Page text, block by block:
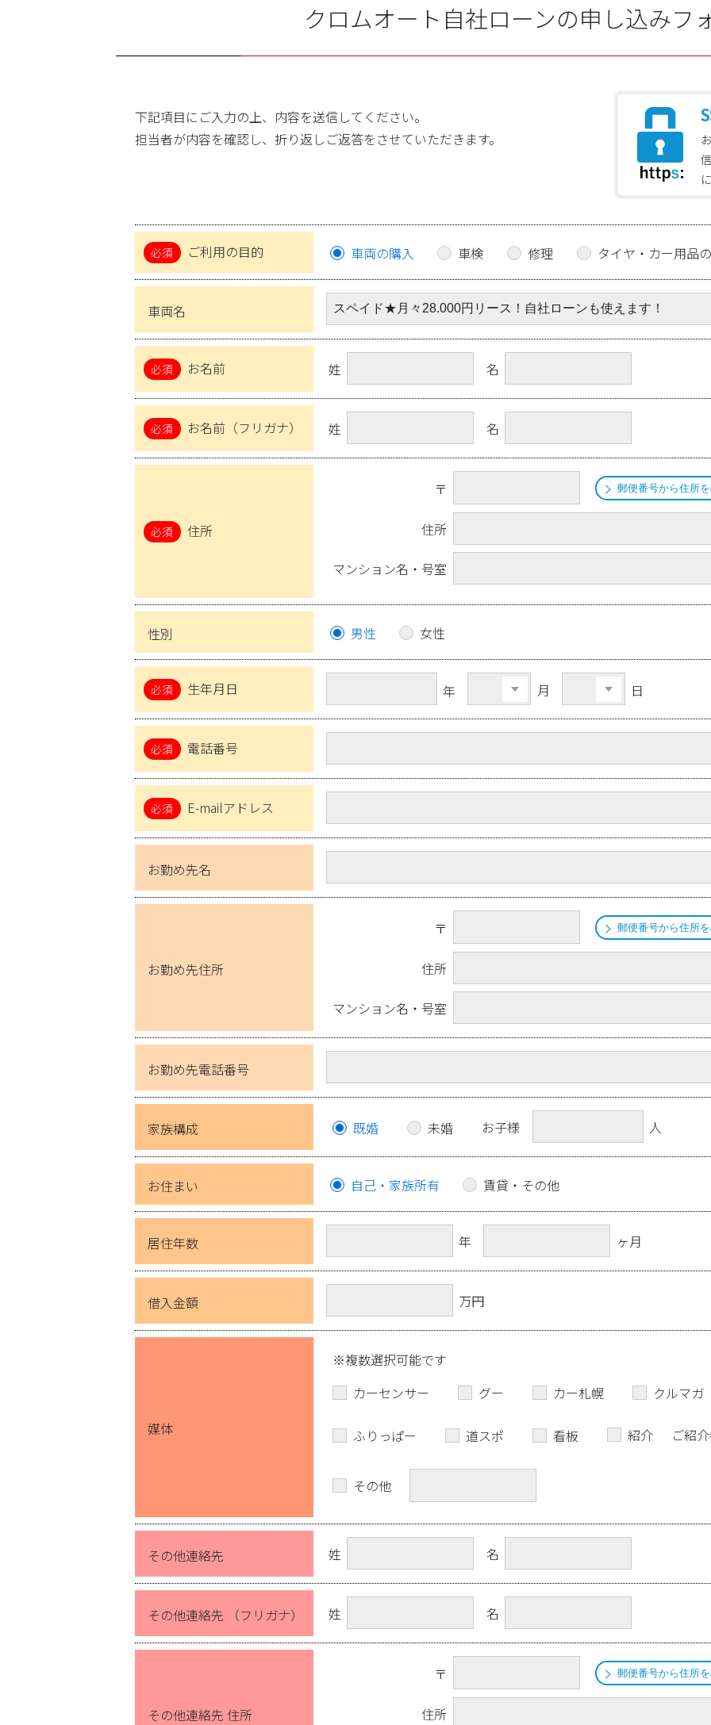
クロムオート自社ローンの申し込みフ
下記項目にご入力の上、内容を送信してください。
担当者が内容を確認し、折り返しご返答をさせていただきます。
ご利用の目的 車両の購入 車検 修理 タイヤ・カー用品
車両名
お名前 姓 名
お名前（フリガナ） 姓 名
住所
〒 郵便番号から住所
住所
マンション名・号室
性別 男性 女性
生年月日 年 月 日
電話番号
E-mailアドレス
お勤め先名
お勤め先住所
〒 郵便番号から住所
住所
マンション名・号室
お勤め先電話番号
家族構成 既婚 未婚 お子様 人
お住まい 自己・家族所有 賃貸・その他
居住年数 年 ヶ月
借入金額 万円
媒体
※複数選択可能です
カーセンサー
グー カー札幌 クルマガ
ふりっぱー 道スポ 看板 紹介 ご紹
その他
その他連絡先 姓 名
その他連絡先 （フリガナ） 姓 名
その他連絡先 住所
〒 郵便番号から住所
住所